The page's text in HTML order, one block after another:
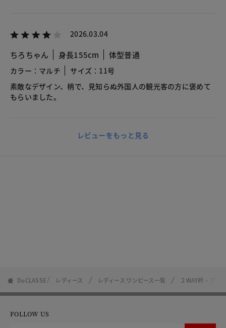
2026.03.04
ちろちゃん 身長155cm 体型普通
カラー：マルチ
サイズ：11号
素敵なデザイン、柄で、見知らぬ外国人の観光客の方に褒めて
もらいました。
レビューをもっと見る
DoCLASSE レディース レディース ワンピース一覧 ２WAY衿・プリ
FOLLOW US